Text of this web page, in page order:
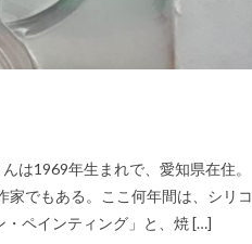
1969年生まれで、愛知県在住。
でもある。ここ何年間は、シリコ
ペインティング」と、焼 […]